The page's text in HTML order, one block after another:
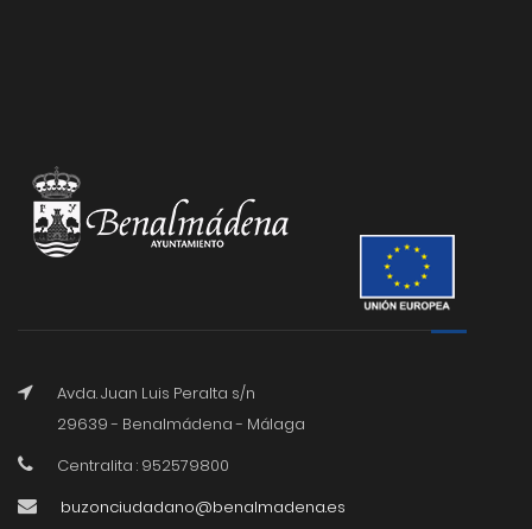
Avda. Juan Luis Peralta s/n
29639 - Benalmádena - Málaga
Centralita : 952579800
buzonciudadano@benalmadena.es